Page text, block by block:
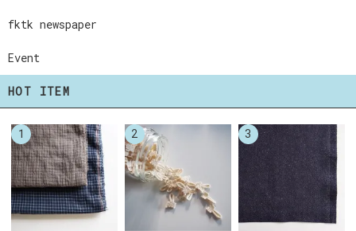
fktk newspaper
Event
HOT ITEM
1 2 3